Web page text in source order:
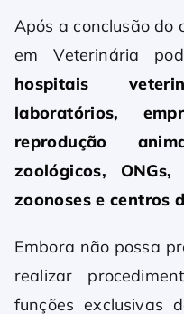
Após a conclusão do
em Veterinária
hospitais
laboratórios,
reprodução
zoológicos,
zoonoses e centros
Embora não possa
realizar
funções exclusivas